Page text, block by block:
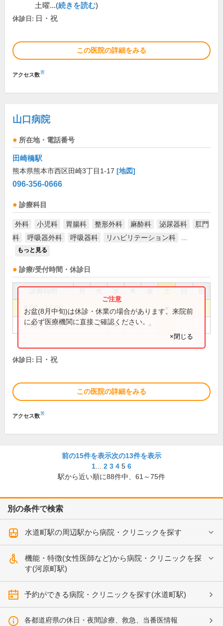
土曜...(続きを読む)
休診日: 日・祝
この医院の詳細をみる
アクセス数※
山口病院
所在地・電話番号
田崎橋駅
熊本県熊本市西区田崎3丁目1-17 [地図]
096-356-0666
診療科目
外科 小児科 胃腸科 整形外科 麻酔科 泌尿器科
肛門
科
呼吸器外科 呼吸器科 リハビリテーション科
もっと見る
診療/受付時間・休診日
祝
9:00～16:00
9:00～18:00 ● ● ● ●
お盆(8月中旬)は休診・休業の場合があります。来院前
に必ず医療機関に直接ご確認ください。
×閉じる
休診日: 日・祝
この医院の詳細をみる
アクセス数※
前の15件を表示次の13件を表示
1
2 3 4 5 6
駅から近い順に88件中、 61～75件
別の条件で検索
水道町駅の周辺駅から病院・クリニックを探す
機能・特徴(女性医師など)から病院・クリニックを探
す(河原町駅)
予約ができる病院・クリニックを探す(水道町駅)
各都道府県の休日・夜間診療、救急、当番医情報